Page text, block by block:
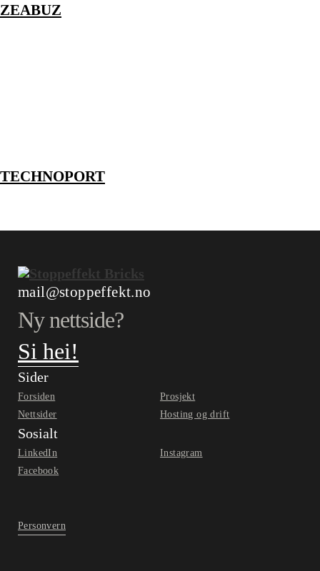
ZEABUZ
TECHNOPORT
mail@stoppeffekt.no
Ny nettside?
Forklaringsfilm?
Produktpresentasjon?
Ny identitet?
Si hei!
Personvern
Sider
Forsiden
Nettsider
Prosjekt
Hosting og drift
Sosialt
LinkedIn
Facebook
Instagram